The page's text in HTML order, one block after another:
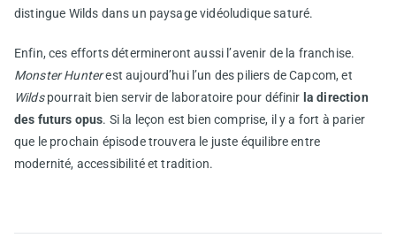
distingue Wilds dans un paysage vidéoludique saturé.
Enfin, ces efforts détermineront aussi l’avenir de la franchise.
Monster Hunterest aujourd’hui l’un des piliers de Capcom, et
Wildspourrait bien servir de laboratoire pour définir la direction
des futurs opus. Si la leçon est bien comprise, il y a fort à parier
que le prochain épisode trouvera le juste équilibre entre
modernité, accessibilité et tradition.